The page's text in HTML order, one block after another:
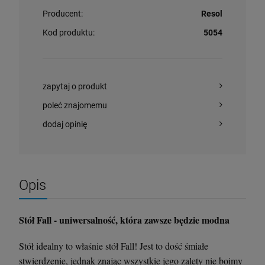
Producent:
Resol
Kod produktu:
5054
zapytaj o produkt
poleć znajomemu
dodaj opinię
Opis
Stół Fall - uniwersalność, która zawsze będzie modna
Stół idealny to właśnie stół Fall! Jest to dość śmiałe
stwierdzenie, jednak znając wszystkie jego zalety nie boimy